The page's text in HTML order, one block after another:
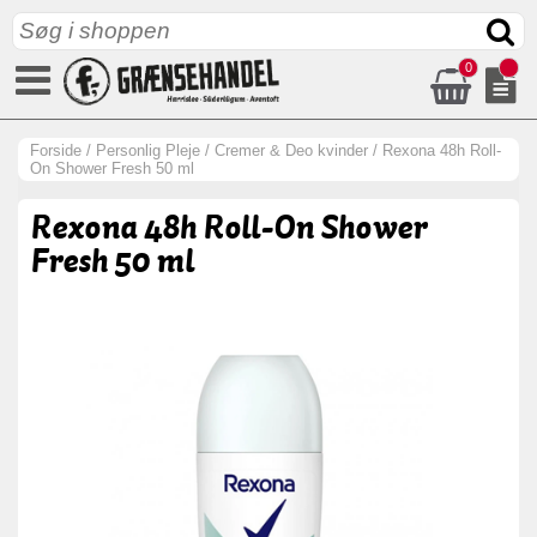
0
Forside / Personlig Pleje / Cremer & Deo kvinder / Rexona 48h Roll-
On Shower Fresh 50 ml
Rexona 48h Roll-On Shower
Fresh 50 ml